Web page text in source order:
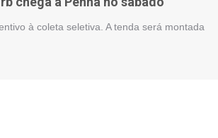
à coleta seletiva. A tenda será montada